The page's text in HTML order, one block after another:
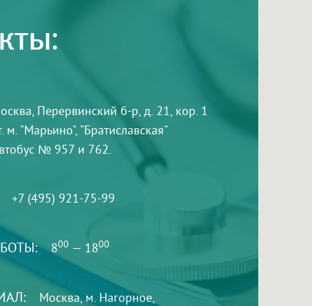
Перервинский б-р, д. 21, кор. 1
м. "Марьино", "Братиславская"
№ 957 и 762.
+7 (495) 921-75-99
800 — 1800
Москва, м. Нагорное,